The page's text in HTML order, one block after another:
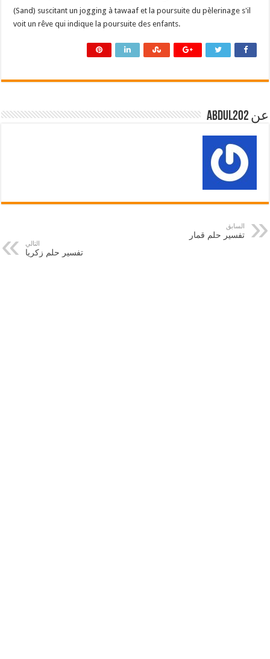
(Sand) suscitant un jogging à tawaaf et la poursuite du pèlerinage s'il
voit un rêve qui indique la poursuite des enfants.
عن abdul202
السابق
تفسير حلم قمار
التالي
تفسير حلم زكريا